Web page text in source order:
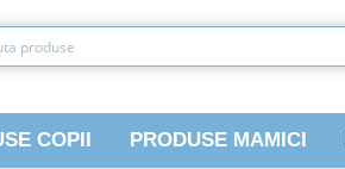
COPII PRODUSE MAMICI